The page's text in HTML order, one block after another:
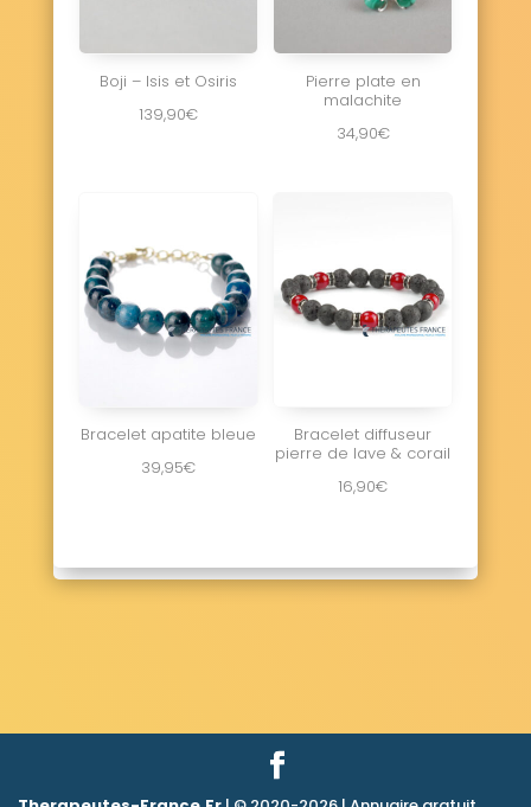
Boji – Isis et Osiris
139,90€
Pierre plate en
malachite
34,90€
Bracelet apatite bleue
39,95€
Bracelet diffuseur
pierre de lave & corail
16,90€